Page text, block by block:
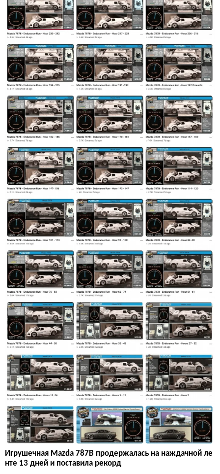
Игрушечная Mazda 787B продержалась на наждачной ле
нте 13 дней и поставила рекорд